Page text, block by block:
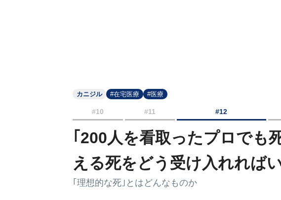
カニジル #在宅医療 #医療
#10 #11 #12
｢200人を看取ったプロでも
える死をどう受け入れれば
｢理想的な死｣とはどんなものか